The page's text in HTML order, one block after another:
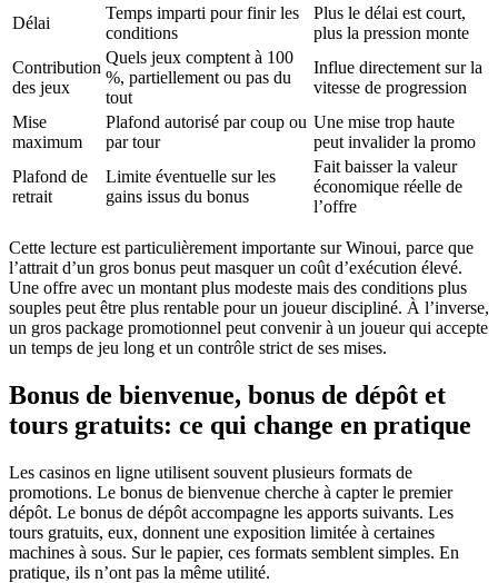
Délai
Temps imparti pour finir les
conditions
Plus le délai est court,
plus la pression monte
Contribution
des jeux
Quels jeux comptent à 100
%, partiellement ou pas du
tout
Influe directement sur la
vitesse de progression
Mise
maximum
Plafond autorisé par coup ou
par tour
Une mise trop haute
peut invalider la promo
Plafond de
retrait
Limite éventuelle sur les
gains issus du bonus
Fait baisser la valeur
économique réelle de
l’offre
Cette lecture est particulièrement importante sur Winoui, parce que
l’attrait d’un gros bonus peut masquer un coût d’exécution élevé.
Une offre avec un montant plus modeste mais des conditions plus
souples peut être plus rentable pour un joueur discipliné. À l’inverse,
un gros package promotionnel peut convenir à un joueur qui accepte
un temps de jeu long et un contrôle strict de ses mises.
Bonus de bienvenue, bonus de dépôt et
tours gratuits: ce qui change en pratique
Les casinos en ligne utilisent souvent plusieurs formats de
promotions. Le bonus de bienvenue cherche à capter le premier
dépôt. Le bonus de dépôt accompagne les apports suivants. Les
tours gratuits, eux, donnent une exposition limitée à certaines
machines à sous. Sur le papier, ces formats semblent simples. En
pratique, ils n’ont pas la même utilité.